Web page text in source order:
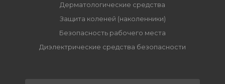
Дерматологические средства
Защита коленей (наколенники)
Безопасность рабочего места
Диэлектрические средства безопасности